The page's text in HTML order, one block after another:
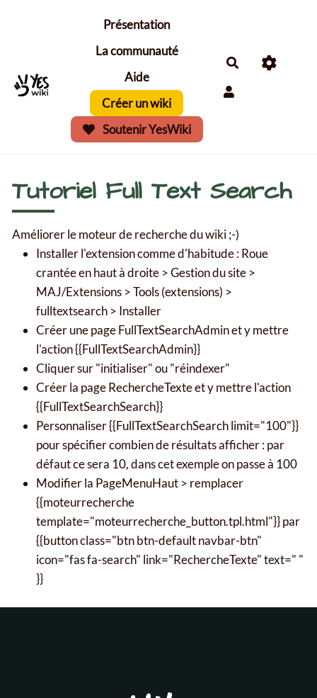
Aller au contenu principal
Présentation
La communauté
Aide
Créer un wiki
Soutenir YesWiki
Tutoriel Full Text Search
Améliorer le moteur de recherche du wiki ;-)
Installer l'extension comme d'habitude : Roue
crantée en haut à droite > Gestion du site >
MAJ/Extensions > Tools (extensions) >
fulltextsearch > Installer
Créer une page FullTextSearchAdmin et y mettre
l'action {{FullTextSearchAdmin}}
Cliquer sur "initialiser" ou "réindexer"
Créer la page RechercheTexte et y mettre l'action
{{FullTextSearchSearch}}
Personnaliser {{FullTextSearchSearch limit="100"}}
pour spécifier combien de résultats afficher : par
défaut ce sera 10, dans cet exemple on passe à 100
Modifier la PageMenuHaut > remplacer
{{moteurrecherche
template="moteurrecherche_button.tpl.html"}} par
{{button class="btn btn-default navbar-btn"
icon="fas fa-search" link="RechercheTexte" text=" "
}}